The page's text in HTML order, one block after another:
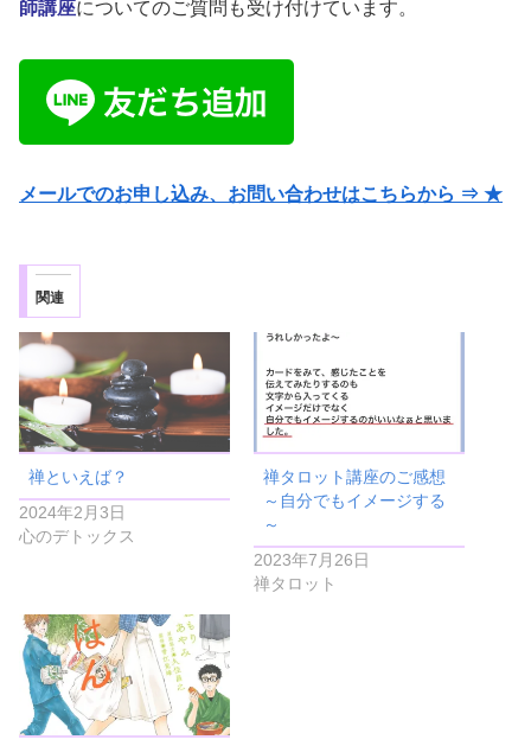
師講座についてのご質問も受け付けています。
メールでのお申し込み、お問い合わせはこちらから ⇒ ★
関連
禅といえば？
2024年2月3日
心のデトックス
禅タロット講座のご感想
～自分でもイメージする
～
2023年7月26日
禅タロット